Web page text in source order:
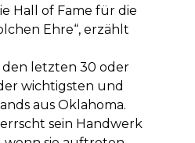
Hall of Fame für die
Ehre“, erzählt
den letzten 30 oder
wichtigsten und
aus Oklahoma.
sein Handwerk